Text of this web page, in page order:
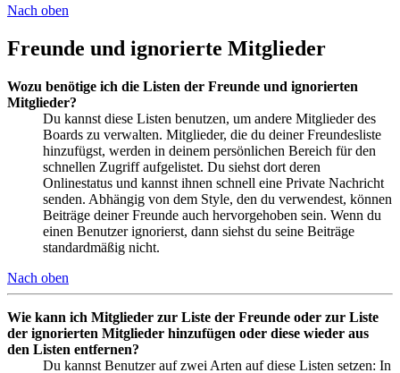
Nach oben
Freunde und ignorierte Mitglieder
Wozu benötige ich die Listen der Freunde und ignorierten
Mitglieder?
Du kannst diese Listen benutzen, um andere Mitglieder des
Boards zu verwalten. Mitglieder, die du deiner Freundesliste
hinzufügst, werden in deinem persönlichen Bereich für den
schnellen Zugriff aufgelistet. Du siehst dort deren
Onlinestatus und kannst ihnen schnell eine Private Nachricht
senden. Abhängig von dem Style, den du verwendest, können
Beiträge deiner Freunde auch hervorgehoben sein. Wenn du
einen Benutzer ignorierst, dann siehst du seine Beiträge
standardmäßig nicht.
Nach oben
Wie kann ich Mitglieder zur Liste der Freunde oder zur Liste
der ignorierten Mitglieder hinzufügen oder diese wieder aus
den Listen entfernen?
Du kannst Benutzer auf zwei Arten auf diese Listen setzen: In